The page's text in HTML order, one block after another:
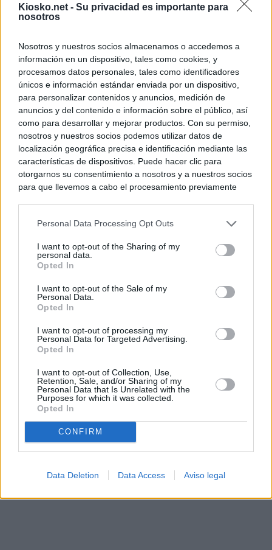
Kiosko.net - Su privacidad es importante para
nosotros
Nosotros y nuestros socios almacenamos o accedemos a
información en un dispositivo, tales como cookies, y
procesamos datos personales, tales como identificadores
únicos e información estándar enviada por un dispositivo,
para personalizar contenidos y anuncios, medición de
anuncios y del contenido e información sobre el público, así
como para desarrollar y mejorar productos. Con su permiso,
nosotros y nuestros socios podemos utilizar datos de
localización geográfica precisa e identificación mediante las
características de dispositivos. Puede hacer clic para
otorgarnos su consentimiento a nosotros y a nuestros socios
para que llevemos a cabo el procesamiento previamente
negar su consentimiento. Tenga en cuenta que algún
de su consentimiento, pero usted tiene el derecho de
rechazar tal procesamiento. Sus preferencias se aplicarán
cualquier momento entrando de nuevo en este sitio web o
visitando nuestra política de privacidad.
Personal Data Processing Opt Outs
I want to opt-out of the Sharing of my
personal data.
Opted In
I want to opt-out of the Sale of my
Personal Data.
Opted In
I want to opt-out of processing my
Personal Data for Targeted Advertising.
Opted In
I want to opt-out of Collection, Use,
Retention, Sale, and/or Sharing of my
Personal Data that Is Unrelated with the
Purposes for which it was collected.
Opted In
CONFIRM
Data Deletion Data Access Aviso legal